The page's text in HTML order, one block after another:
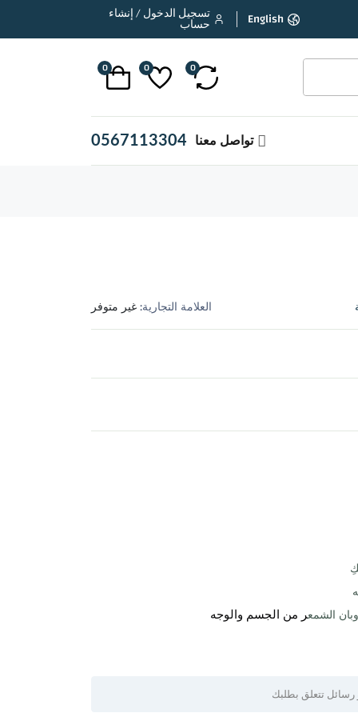
English تسجيل الدخول / إنشاء
حساب
0
0
0
تواصل معنا 0567113304
العلامة التجارية:غير متوفر
الشمعر من الجسم والوجه